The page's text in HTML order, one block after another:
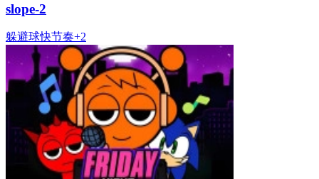
slope-2
躲避球快节奏+2